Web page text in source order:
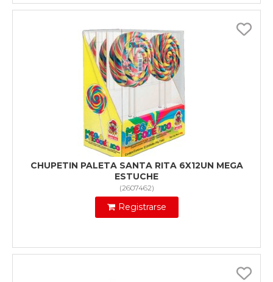
CHUPETIN PALETA SANTA RITA 6X12UN MEGA
ESTUCHE
(2607462)
Registrarse